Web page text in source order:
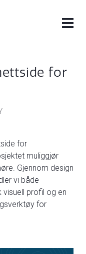
for
for
muliggjør
Gjennom design
vi både
visuell profil og en
for